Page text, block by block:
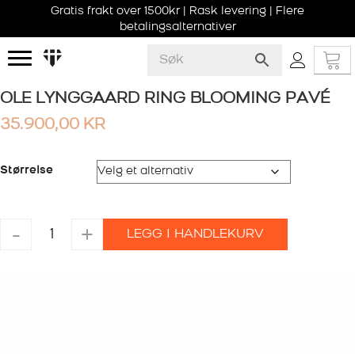
Gratis frakt over 1500kr | Rask levering | Flere
betalingsalternativer
OLE LYNGGAARD RING BLOOMING PAVÉ
35.900,00 KR
Størrelse
-
OLE
LYNGGAARD
+ LEGG I HANDLEKURV